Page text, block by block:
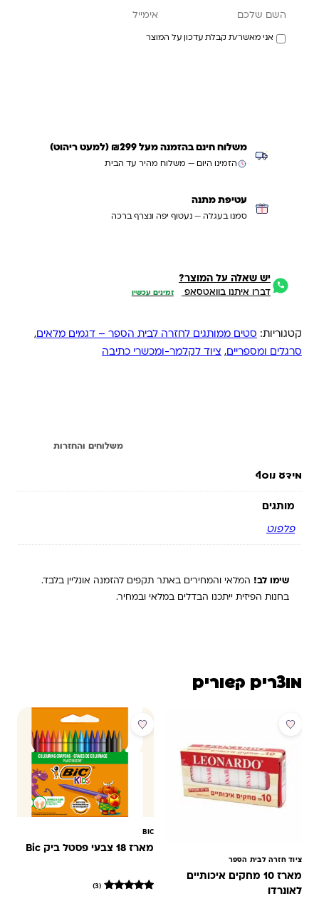
אני מאשר/ת קבלת עדכון על המוצר
משלוח חינם בהזמנה מעל ₪299 (למעט ריהוט)
הזמינו היום — משלוח מהיר עד הבית
עטיפת מתנה
סמנו בעגלה — נעטוף יפה ונצרף ברכה
יש שאלה על המוצר?
דברו איתנו בוואטסאפ זמינים עכשיו
קטגוריות: סטים ממותגים לחזרה לבית הספר – דגמים מלאים,
סרגלים ומספריים, ציוד לקלמר-ומכשרי כתיבה
משלוחים והחזרות
מידע נוסף
מותגים
פלפוט
שימו לב! המלאי והמחירים באתר תקפים להזמנה אונליין בלבד.
בחנות הפיזית ייתכנו הבדלים במלאי ובמחיר.
מוצרים קשורים
מבצע
ציוד חזרה לבית הספר
מארז 10 מחקים איכותיים
לאונרדו
מבצע
BIC
מארז 18 צבעי פסטל ביק Bic
(3)